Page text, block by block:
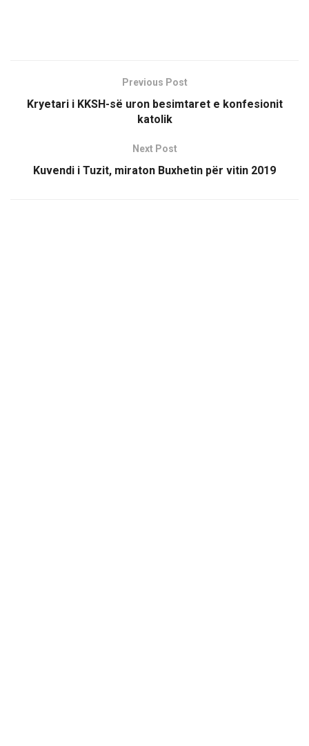
Previous Post
Kryetari i KKSH-së uron besimtaret e konfesionit
katolik
Next Post
Kuvendi i Tuzit, miraton Buxhetin për vitin 2019